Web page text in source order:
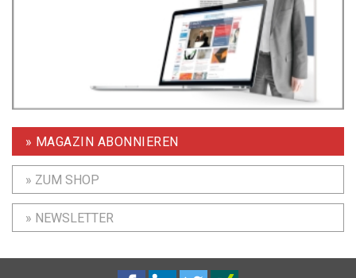
» MAGAZIN ABONNIEREN
» ZUM SHOP
» NEWSLETTER